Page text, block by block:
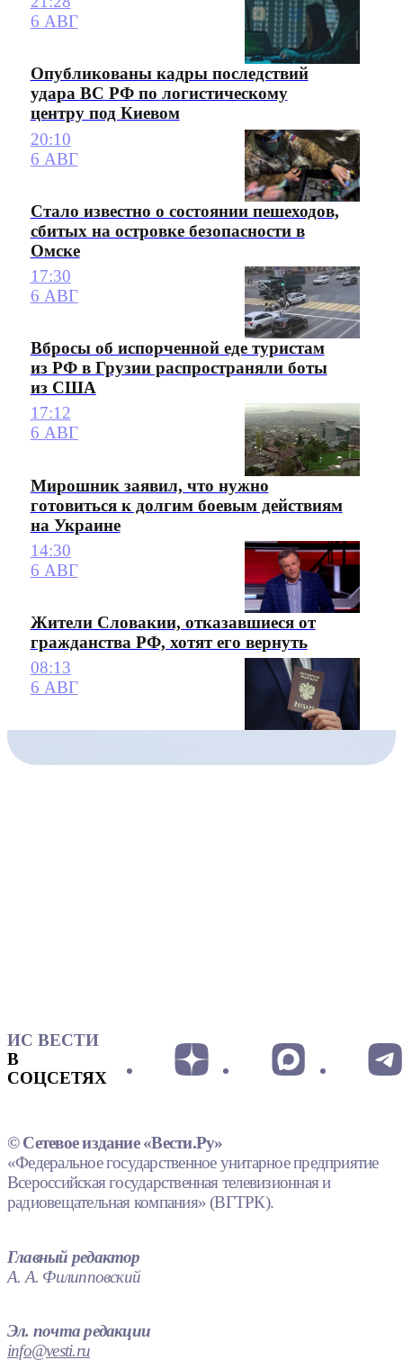
6 АВГ
Опубликованы кадры последствий
удара ВС РФ по логистическому
центру под Киевом
20:10
6 АВГ
Стало известно о состоянии пешеходов,
сбитых на островке безопасности в
Омске
17:30
6 АВГ
Вбросы об испорченной еде туристам
из РФ в Грузии распространяли боты
из США
17:12
6 АВГ
Мирошник заявил, что нужно
готовиться к долгим боевым действиям
на Украине
14:30
6 АВГ
Жители Словакии, отказавшиеся от
гражданства РФ, хотят его вернуть
08:13
6 АВГ
ИС ВЕСТИ
В
СОЦСЕТЯХ
© Сетевое издание «Вести.Ру»
«Федеральное государственное унитарное предприятие
Всероссийская государственная телевизионная и
радиовещательная компания» (ВГТРК).
Главный редактор
А. А. Филипповский
Эл. почта редакции
info@vesti.ru